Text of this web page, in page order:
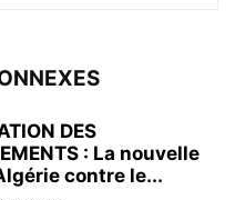
DES
: La nouvelle
contre le...